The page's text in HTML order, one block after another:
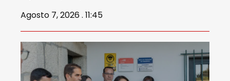
Agosto 7, 2026 . 11:45